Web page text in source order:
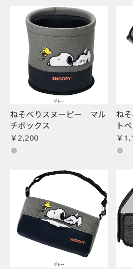
ねそべりスヌーピー マル
チボックス
￥2,200
ね
ト
￥